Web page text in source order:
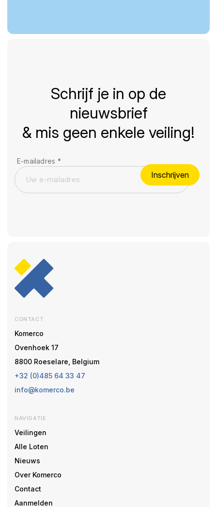
Schrijf je in op de
nieuwsbrief
& mis geen enkele veiling!
E-mailadres *
Inschrijven
CONTACT
Komerco
Ovenhoek 17
8800 Roeselare, Belgium
+32 (0)485 64 33 47
info@komerco.be
NAVIGATIE
Veilingen
Alle Loten
Nieuws
Over Komerco
Contact
Aanmelden